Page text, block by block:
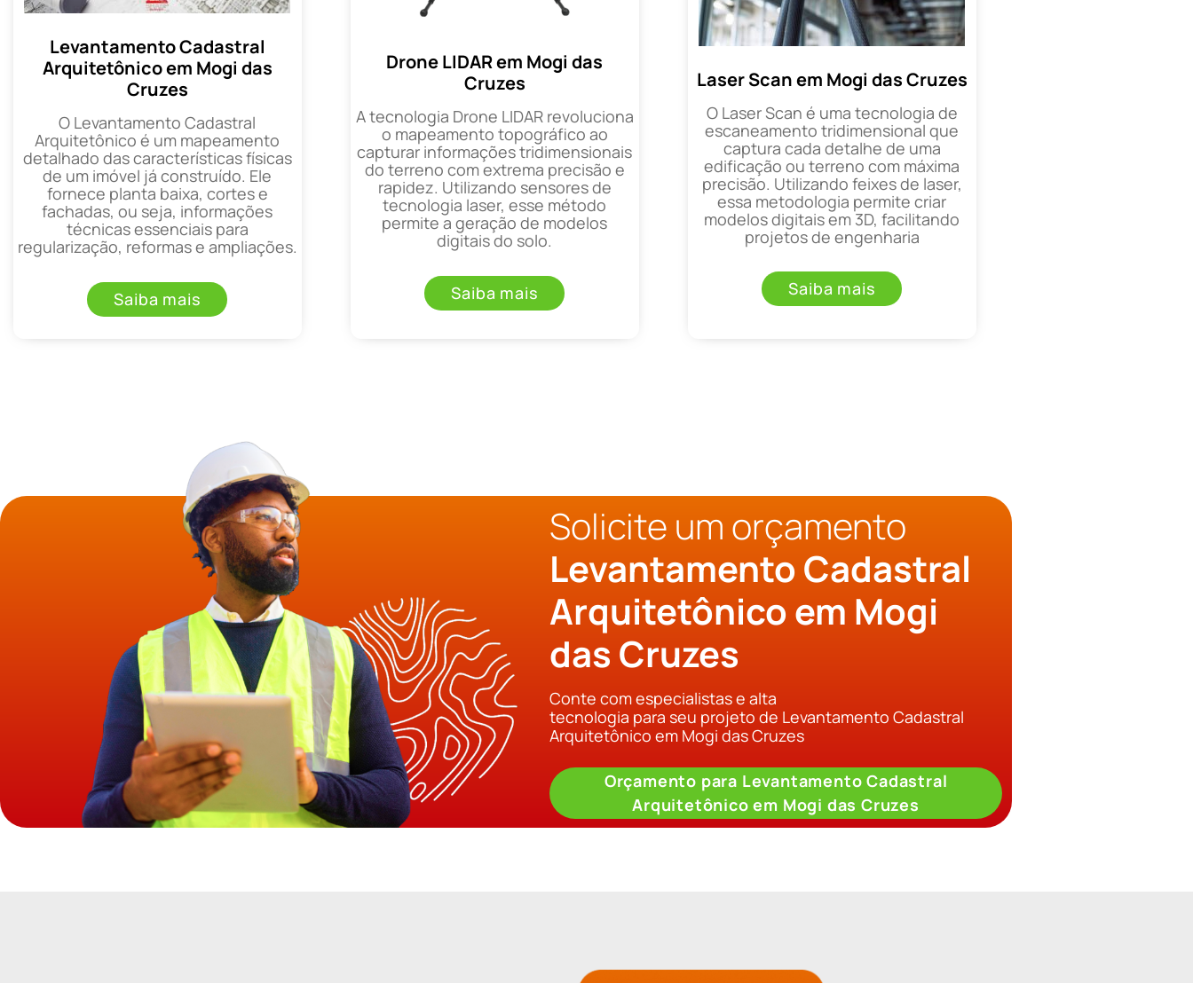
Levantamento Cadastral
Arquitetônico em Mogi das
Cruzes
O Levantamento Cadastral
Arquitetônico é um mapeamento
detalhado das características físicas
de um imóvel já construído. Ele
fornece planta baixa, cortes e
fachadas, ou seja, informações
técnicas essenciais para
regularização, reformas e ampliações.
Saiba mais
Drone LIDAR em Mogi das
Cruzes
A tecnologia Drone LIDAR revoluciona
o mapeamento topográfico ao
capturar informações tridimensionais
do terreno com extrema precisão e
rapidez. Utilizando sensores de
tecnologia laser, esse método
permite a geração de modelos
digitais do solo.
Saiba mais
Laser Scan em Mogi das Cruzes
O Laser Scan é uma tecnologia de
escaneamento tridimensional que
captura cada detalhe de uma
edificação ou terreno com máxima
precisão. Utilizando feixes de laser,
essa metodologia permite criar
modelos digitais em 3D, facilitando
projetos de engenharia
Saiba mais
Solicite um orçamento
Levantamento Cadastral
Arquitetônico em Mogi
das Cruzes
Conte com especialistas e alta
tecnologia para seu projeto de Levantamento Cadastral
Arquitetônico em Mogi das Cruzes
Orçamento para Levantamento Cadastral
Arquitetônico em Mogi das Cruzes